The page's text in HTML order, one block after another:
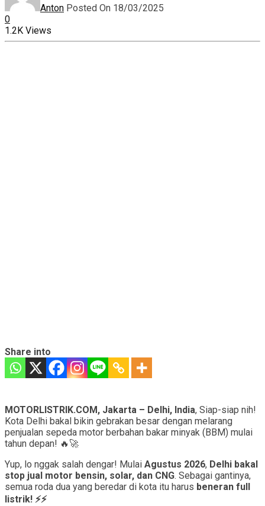
Anton Posted On 18/03/2025
0
1.2K Views
Share into
MOTORLISTRIK.COM, Jakarta – Delhi, India, Siap-siap nih!
Kota Delhi bakal bikin gebrakan besar dengan melarang
penjualan sepeda motor berbahan bakar minyak (BBM) mulai
tahun depan! 🔥🚀
Yup, lo nggak salah dengar! Mulai Agustus 2026, Delhi bakal
stop jual motor bensin, solar, dan CNG. Sebagai gantinya,
semua roda dua yang beredar di kota itu harus beneran full
listrik! ⚡⚡